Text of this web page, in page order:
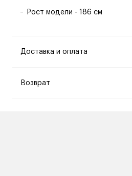
Рост модели - 186 см
Доставка и оплата
Возврат